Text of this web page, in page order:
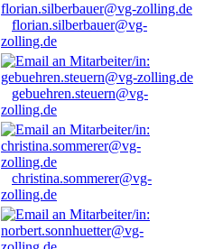
florian.silberbauer@vg-
zolling.de
gebuehren.steuern@vg-
zolling.de
christina.sommerer@vg-
zolling.de